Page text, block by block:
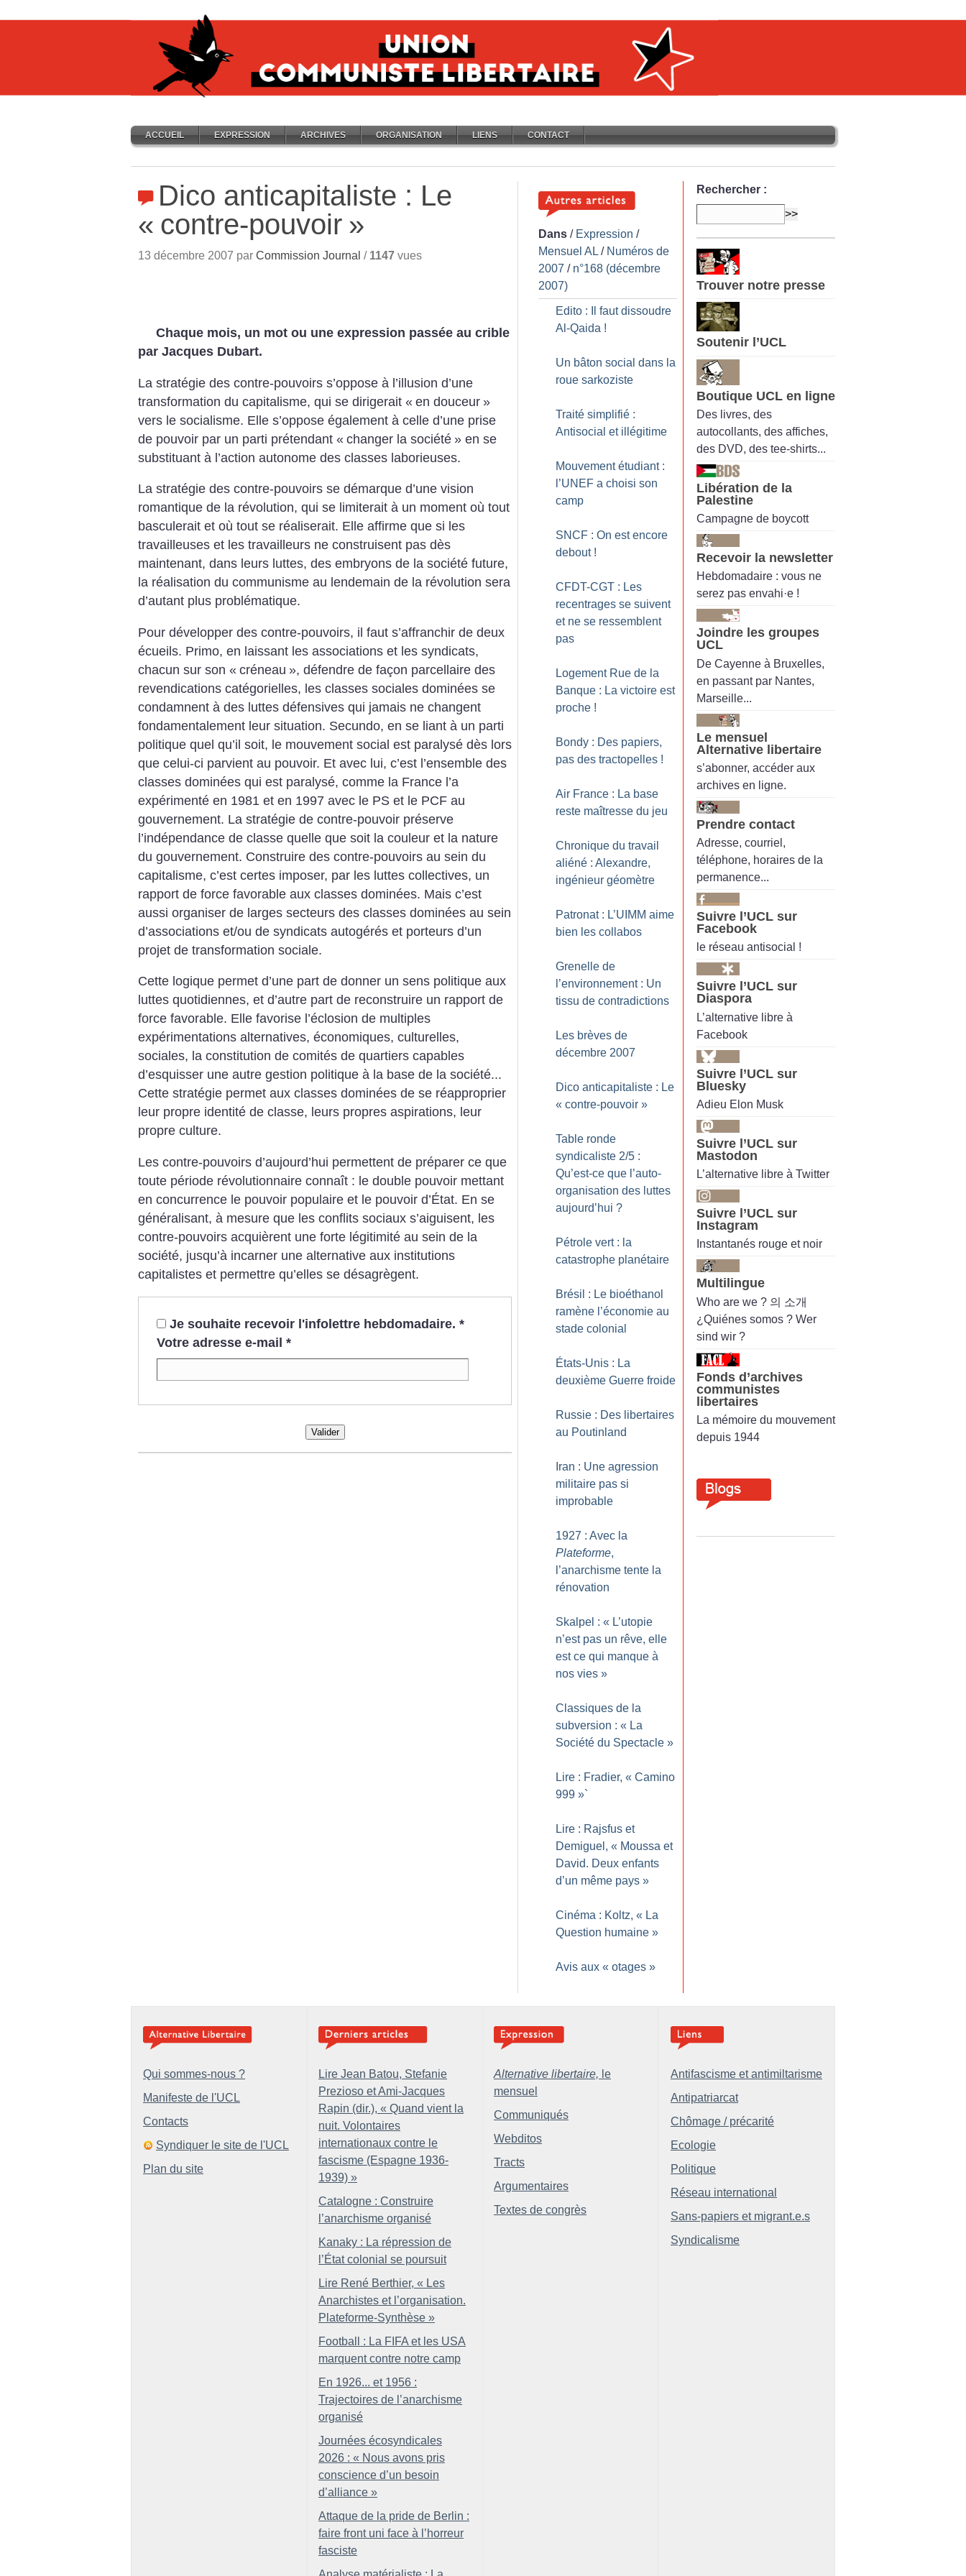
ACCUEIL EXPRESSION ARCHIVES ORGANISATION LIENS CONTACT
Dico anticapitaliste : Le
« contre-pouvoir »
13 décembre 2007 par Commission Journal / 1147 vues
Chaque mois, un mot ou une expression passée au crible
par Jacques Dubart.
La stratégie des contre-pouvoirs s’oppose à l’illusion d’une
transformation du capitalisme, qui se dirigerait « en douceur »
vers le socialisme. Elle s’oppose également à celle d’une prise
de pouvoir par un parti prétendant « changer la société » en se
substituant à l’action autonome des classes laborieuses.
La stratégie des contre-pouvoirs se démarque d’une vision
romantique de la révolution, qui se limiterait à un moment où tout
basculerait et où tout se réaliserait. Elle affirme que si les
travailleuses et les travailleurs ne construisent pas dès
maintenant, dans leurs luttes, des embryons de la société future,
la réalisation du communisme au lendemain de la révolution sera
d’autant plus problématique.
Pour développer des contre-pouvoirs, il faut s’affranchir de deux
écueils. Primo, en laissant les associations et les syndicats,
chacun sur son « créneau », défendre de façon parcellaire des
revendications catégorielles, les classes sociales dominées se
condamnent à des luttes défensives qui jamais ne changent
fondamentalement leur situation. Secundo, en se liant à un parti
politique quel qu’il soit, le mouvement social est paralysé dès lors
que celui-ci parvient au pouvoir. Et avec lui, c’est l’ensemble des
classes dominées qui est paralysé, comme la France l’a
expérimenté en 1981 et en 1997 avec le PS et le PCF au
gouvernement. La stratégie de contre-pouvoir préserve
l’indépendance de classe quelle que soit la couleur et la nature
du gouvernement. Construire des contre-pouvoirs au sein du
capitalisme, c’est certes imposer, par les luttes collectives, un
rapport de force favorable aux classes dominées. Mais c’est
aussi organiser de larges secteurs des classes dominées au sein
d’associations et/ou de syndicats autogérés et porteurs d’un
projet de transformation sociale.
Cette logique permet d’une part de donner un sens politique aux
luttes quotidiennes, et d’autre part de reconstruire un rapport de
force favorable. Elle favorise l’éclosion de multiples
expérimentations alternatives, économiques, culturelles,
sociales, la constitution de comités de quartiers capables
d’esquisser une autre gestion politique à la base de la société...
Cette stratégie permet aux classes dominées de se réapproprier
leur propre identité de classe, leurs propres aspirations, leur
propre culture.
Les contre-pouvoirs d’aujourd’hui permettent de préparer ce que
toute période révolutionnaire connaît : le double pouvoir mettant
en concurrence le pouvoir populaire et le pouvoir d’État. En se
généralisant, à mesure que les conflits sociaux s’aiguisent, les
contre-pouvoirs acquièrent une forte légitimité au sein de la
société, jusqu’à incarner une alternative aux institutions
capitalistes et permettre qu’elles se désagrègent.
Je souhaite recevoir l'infolettre hebdomadaire. *
Votre adresse e-mail *
Valider
Dans / Expression /
Mensuel AL / Numéros de
2007 / n°168 (décembre
2007)
Edito : Il faut dissoudre
Al-Qaida !
Un bâton social dans la
roue sarkoziste
Traité simplifié :
Antisocial et illégitime
Mouvement étudiant :
l’UNEF a choisi son
camp
SNCF : On est encore
debout !
CFDT-CGT : Les
recentrages se suivent
et ne se ressemblent
pas
Logement Rue de la
Banque : La victoire est
proche !
Bondy : Des papiers,
pas des tractopelles !
Air France : La base
reste maîtresse du jeu
Chronique du travail
aliéné : Alexandre,
ingénieur géomètre
Patronat : L’UIMM aime
bien les collabos
Grenelle de
l’environnement : Un
tissu de contradictions
Les brèves de
décembre 2007
Dico anticapitaliste : Le
« contre-pouvoir »
Table ronde
syndicaliste 2/5 :
Qu’est-ce que l’auto-
organisation des luttes
aujourd’hui ?
Pétrole vert : la
catastrophe planétaire
Brésil : Le bioéthanol
ramène l’économie au
stade colonial
États-Unis : La
deuxième Guerre froide
Russie : Des libertaires
au Poutinland
Iran : Une agression
militaire pas si
improbable
1927 : Avec la
Plateforme,
l’anarchisme tente la
rénovation
Skalpel : « L’utopie
n’est pas un rêve, elle
est ce qui manque à
nos vies »
Classiques de la
subversion : « La
Société du Spectacle »
Lire : Fradier, « Camino
999 »`
Lire : Rajsfus et
Demiguel, « Moussa et
David. Deux enfants
d’un même pays »
Cinéma : Koltz, « La
Question humaine »
Avis aux « otages »
Rechercher :
Trouver notre presse
Soutenir l’UCL
Boutique UCL en ligne
Des livres, des
autocollants, des affiches,
des DVD, des tee-shirts...
Libération de la
Palestine
Campagne de boycott
Recevoir la newsletter
Hebdomadaire : vous ne
serez pas envahi·e !
Joindre les groupes
UCL
De Cayenne à Bruxelles,
en passant par Nantes,
Marseille...
Le mensuel
Alternative libertaire
s’abonner, accéder aux
archives en ligne.
Prendre contact
Adresse, courriel,
téléphone, horaires de la
permanence...
Suivre l’UCL sur
Facebook
le réseau antisocial !
Suivre l’UCL sur
Diaspora
L’alternative libre à
Facebook
Suivre l’UCL sur
Bluesky
Adieu Elon Musk
Suivre l’UCL sur
Mastodon
L’alternative libre à Twitter
Suivre l’UCL sur
Instagram
Instantanés rouge et noir
Multilingue
Who are we ? 의 소개
¿Quiénes somos ? Wer
sind wir ?
Fonds d’archives
communistes
libertaires
La mémoire du mouvement
depuis 1944
Qui sommes-nous ?
Manifeste de l'UCL
Contacts
Syndiquer le site de l'UCL
Plan du site
Lire Jean Batou, Stefanie
Prezioso et Ami-Jacques
Rapin (dir.), « Quand vient la
nuit. Volontaires
internationaux contre le
fascisme (Espagne 1936-
1939) »
Catalogne : Construire
l’anarchisme organisé
Kanaky : La répression de
l’État colonial se poursuit
Lire René Berthier, « Les
Anarchistes et l’organisation.
Plateforme-Synthèse »
Football : La FIFA et les USA
marquent contre notre camp
En 1926... et 1956 :
Trajectoires de l’anarchisme
organisé
Journées écosyndicales
2026 : « Nous avons pris
conscience d’un besoin
d’alliance »
Attaque de la pride de Berlin :
faire front uni face à l’horreur
fasciste
Alternative libertaire, le
mensuel
Communiqués
Webditos
Tracts
Argumentaires
Textes de congrès
Antifascisme et antimiltarisme
Antipatriarcat
Chômage / précarité
Ecologie
Politique
Réseau international
Sans-papiers et migrant.e.s
Syndicalisme